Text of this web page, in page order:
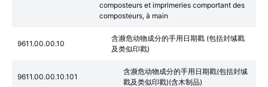
composteurs et imprimeries comportant des
composteurs, à main
9611.00.00.10
含濒危动物成分的手用日期戳 (包括封缄戳
及类似印戳)
9611.00.00.10.101
含濒危动物成分的手用日期戳(包括封缄
戳及类似印戳)(含木制品)